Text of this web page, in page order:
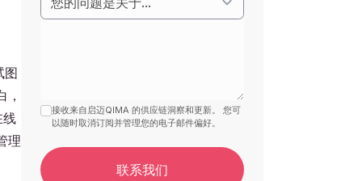
图
线
理
接收来自启迈QIMA 的供应链洞察和更新。 您可
以随时取消订阅并管理您的电子邮件偏好。
联系我们